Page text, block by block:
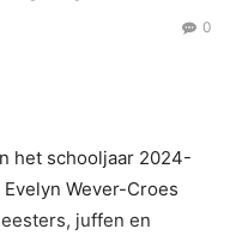
0
het schooljaar 2024-
Wever-Croes
juffen en